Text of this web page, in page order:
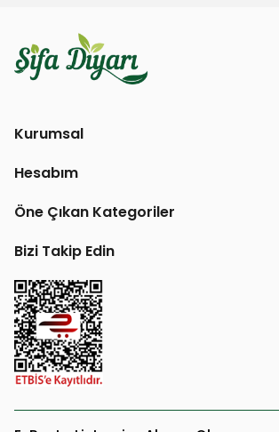
Kurumsal
Hesabım
Öne Çıkan Kategoriler
Bizi Takip Edin